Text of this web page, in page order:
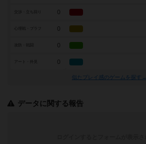
0
0
0
アート・外見 0
似たプレイ感のゲームを探す→
データに関する報告